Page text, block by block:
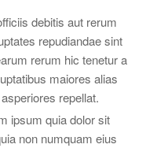
debitis aut rerum
repudiandae sint
rerum hic tenetur a
maiores alias
repellat.
ipsum quia dolor sit
non numquam eius